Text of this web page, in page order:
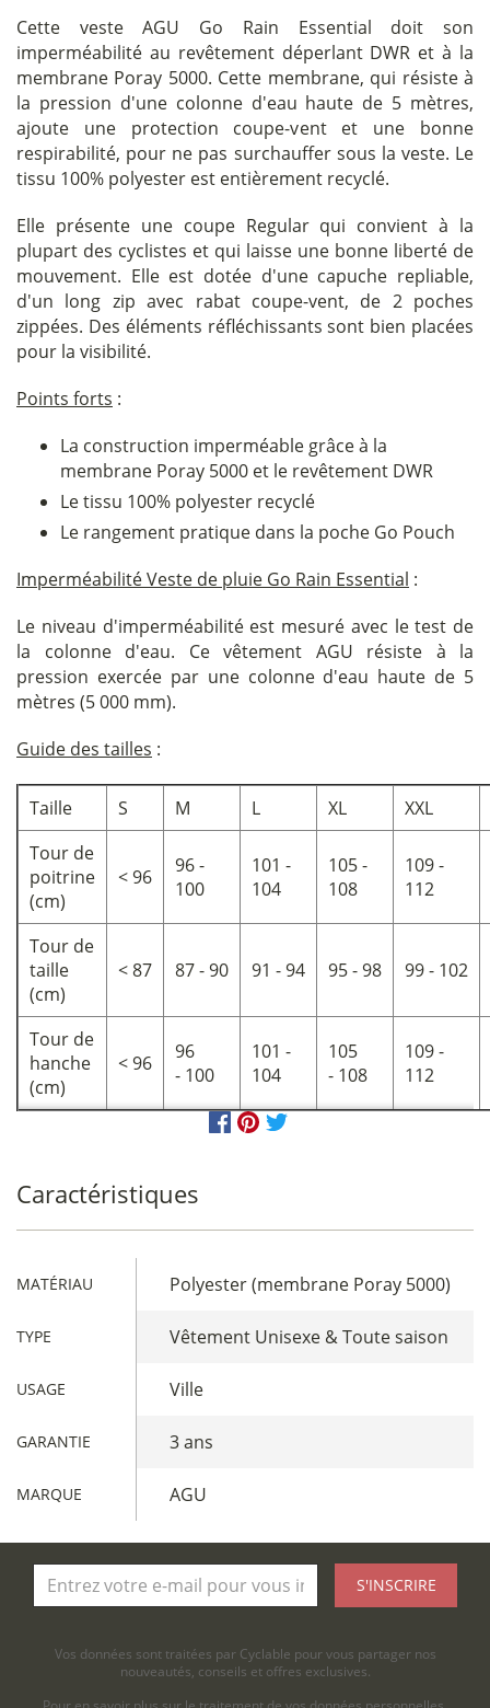
Cette veste AGU Go Rain Essential doit son
imperméabilité au revêtement déperlant DWR et à la
membrane Poray 5000. Cette membrane, qui résiste à
la pression d'une colonne d'eau haute de 5 mètres,
ajoute une protection coupe-vent et une bonne
respirabilité, pour ne pas surchauffer sous la veste. Le
tissu 100% polyester est entièrement recyclé.
Elle présente une coupe Regular qui convient à la
plupart des cyclistes et qui laisse une bonne liberté de
mouvement. Elle est dotée d'une capuche repliable,
d'un long zip avec rabat coupe-vent, de 2 poches
zippées. Des éléments réfléchissants sont bien placées
pour la visibilité.
Points forts :
La construction imperméable grâce à la
membrane Poray 5000 et le revêtement DWR
Le tissu 100% polyester recyclé
Le rangement pratique dans la poche Go Pouch
Imperméabilité Veste de pluie Go Rain Essential :
Le niveau d'imperméabilité est mesuré avec le test de
la colonne d'eau. Ce vêtement AGU résiste à la
pression exercée par une colonne d'eau haute de 5
mètres (5 000 mm).
Guide des tailles :
Taille S M L XL
XXL
Tour de
poitrine
(cm)
< 96
96 -
100
101 -
104
105 -
108
109 -
112
Tour de
taille
(cm)
< 87 87 - 90 91 - 94 95 - 98 99 - 102
Tour de
hanche
(cm)
< 96
96
- 100
101 -
104
105
- 108
109 -
112
Caractéristiques
MATÉRIAU Polyester (membrane Poray 5000)
TYPE Vêtement Unisexe & Toute saison
USAGE Ville
GARANTIE 3 ans
MARQUE AGU
S'INSCRIRE
Vos données sont traitées par Cyclable pour vous partager nos
nouveautés, conseils et offres exclusives.